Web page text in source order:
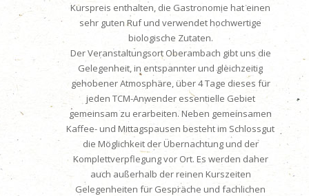
Kurspreis enthalten, die Gastronomie hat einen
sehr guten Ruf und verwendet hochwertige
biologische Zutaten.
Der Veranstaltungsort Oberambach gibt uns die
Gelegenheit, in entspannter und gleichzeitig
gehobener ­Atmosphäre, über 4 Tage dieses für
jeden TCM-­Anwender essentielle Gebiet
gemeinsam zu erarbeiten. ­Neben gemeinsamen
Kaffee- und Mittagspausen besteht im Schlossgut
die Möglichkeit der Übernachtung und der
Komplettverpflegung vor Ort. Es werden ­daher
auch außerhalb der reinen Kurszeiten
Gelegenheiten für ­Gespräche und fachlichen